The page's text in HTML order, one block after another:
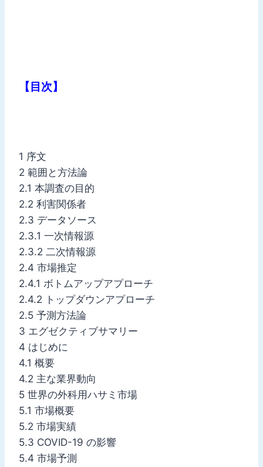
【目次】
1 序文
2 範囲と方法論
2.1 本調査の目的
2.2 利害関係者
2.3 データソース
2.3.1 一次情報源
2.3.2 二次情報源
2.4 市場推定
2.4.1 ボトムアップアプローチ
2.4.2 トップダウンアプローチ
2.5 予測方法論
3 エグゼクティブサマリー
4 はじめに
4.1 概要
4.2 主な業界動向
5 世界の外科用ハサミ市場
5.1 市場概要
5.2 市場実績
5.3 COVID-19 の影響
5.4 市場予測